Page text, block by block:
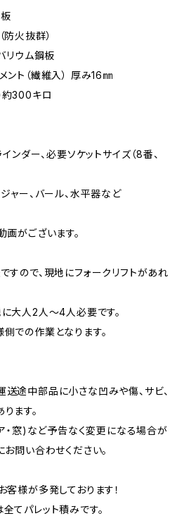
火抜群）
リウム鋼板
ント（繊維入） 厚み16㎜
約300キロ
ンダー、必要ソケットサイズ（8番、
ャー、バール、水平器など
がございます。
すので、現地にフォークリフトがあれ
大人2人～4人必要です。
での作業となります。
途中部品に小さな凹みや傷、サビ、
ます。
・窓)など予告なく変更になる場合が
問い合わせください。
様が多発しております！
てパレット積みです。